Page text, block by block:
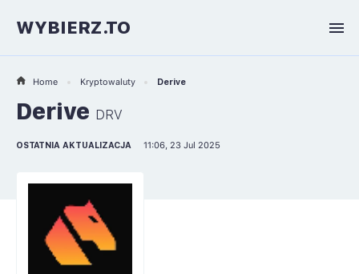
WYBIERZ.TO
Home Kryptowaluty Derive
Derive DRV
OSTATNIA AKTUALIZACJA 11:06, 23 Jul 2025